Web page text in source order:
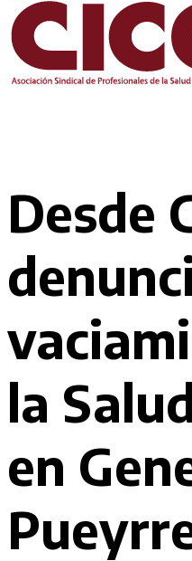
Desde
la
en